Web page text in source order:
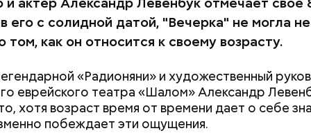
его с солидной датой, "Вечерка" не могла
том, как он относится к своему возрасту.
«Радионяни» и художественный
еврейского театра «Шалом» Александр
хотя возраст время от времени дает о себе
побеждает эти ощущения.
возможность очиститься, укротить нрав,
обуздать похоть, побороть свои зависимости,
с теми, с кем вы в ссоре.
баланс и, что важно, навести порядок в